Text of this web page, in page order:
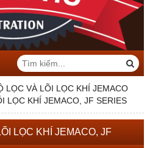
LỌC VÀ LÕI LỌC KHÍ JEMACO
LỌC KHÍ JEMACO, JF SERIES
LỌC KHÍ JEMACO, JF